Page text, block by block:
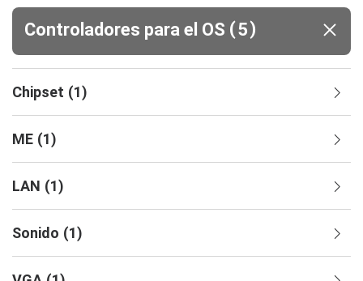
Controladores para el OS (5)
Chipset (1)
ME (1)
LAN (1)
Sonido (1)